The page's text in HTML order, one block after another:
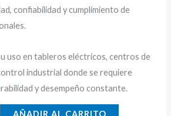
confiabilidad y cumplimiento de
uso en tableros eléctricos, centros de
industrial donde se requiere
y desempeño constante.